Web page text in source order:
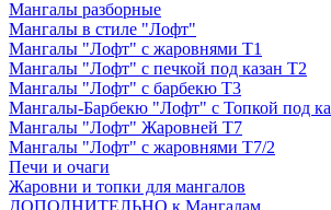
Мангалы разборные
Мангалы в стиле "Лофт"
Мангалы "Лофт" с жаровнями Т1
Мангалы "Лофт" с печкой под казан Т2
Мангалы "Лофт" с барбекю Т3
Мангалы-Барбекю "Лофт" с Топкой под
Мангалы "Лофт" Жаровней Т7
Мангалы "Лофт" с жаровнями Т7/2
Печи и очаги
Жаровни и топки для мангалов
ДОПОЛНИТЕЛЬНО к Мангалам